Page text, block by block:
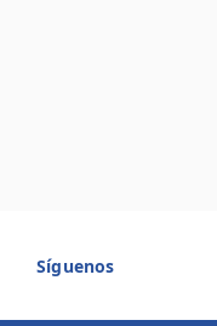
Síguenos